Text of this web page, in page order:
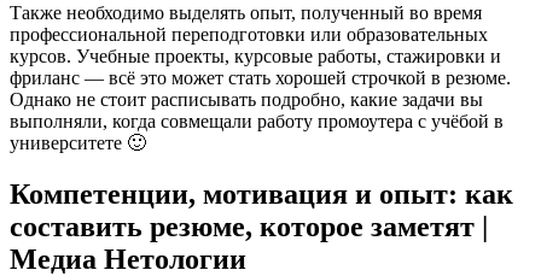
Также необходимо выделять опыт, полученный во время
профессиональной переподготовки или образовательных
курсов. Учебные проекты, курсовые работы, стажировки и
фриланс — всё это может стать хорошей строчкой в резюме.
Однако не стоит расписывать подробно, какие задачи вы
выполняли, когда совмещали работу промоутера с учёбой в
университете 🙂
Компетенции, мотивация и опыт: как
составить резюме, которое заметят |
Медиа Нетологии